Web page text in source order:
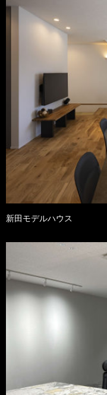
新田モデルハウス